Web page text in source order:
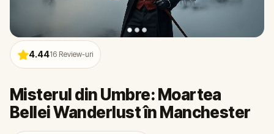
4.4416 Review-uri
Misterul din Umbre: Moartea
Bellei Wanderlust în Manchester